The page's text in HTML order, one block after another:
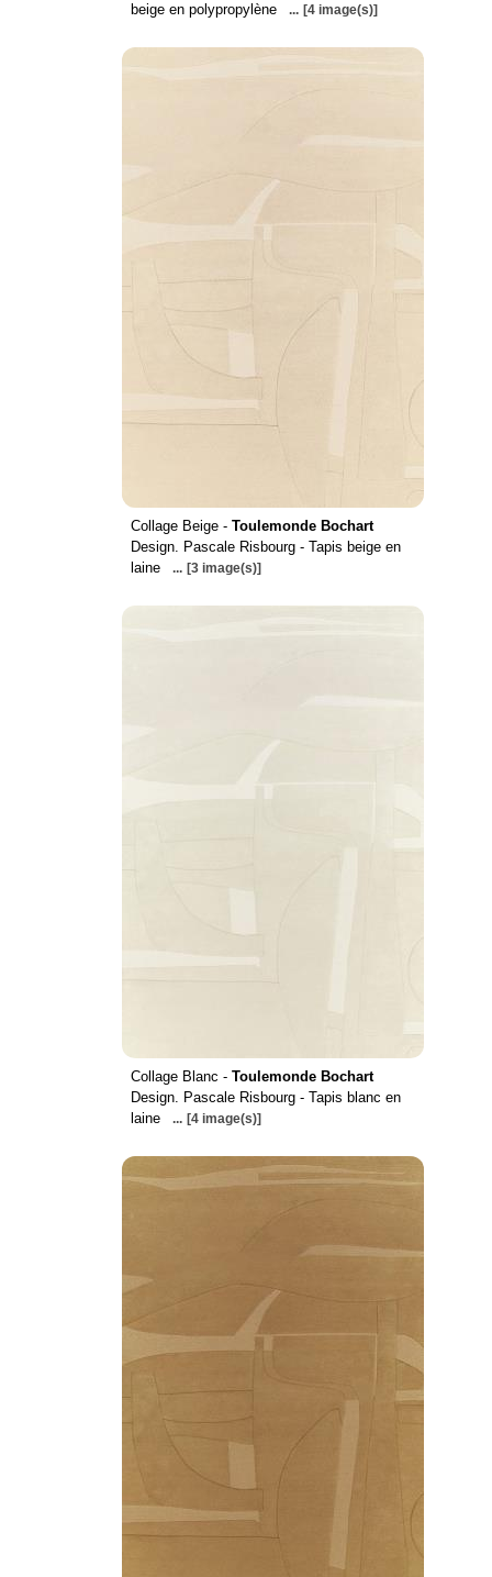
beige en polypropylène ... [4 image(s)]
Collage Beige - Toulemonde Bochart
Design. Pascale Risbourg - Tapis beige en
laine
... [3 image(s)]
Collage Blanc - Toulemonde Bochart
Design. Pascale Risbourg - Tapis blanc en
laine
... [4 image(s)]